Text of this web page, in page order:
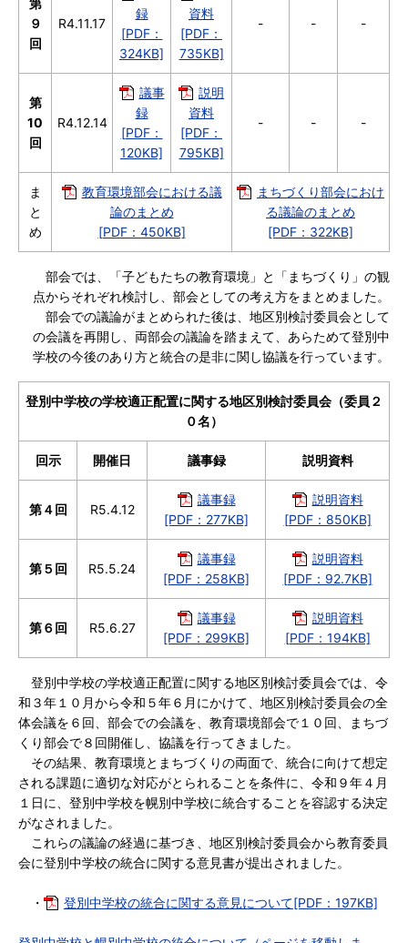
第
９
回
R4.11.17
録
[PDF：
324KB]
資料
[PDF：
735KB]
- - -
第
10
回
R4.12.14
議事
録
[PDF：
120KB]
説明
資料
[PDF：
795KB]
- - -
ま
と
め
教育環境部会における議
論のまとめ
[PDF：450KB]
まちづくり部会におけ
る議論のまとめ
[PDF：322KB]
部会では、「子どもたちの教育環境」と「まちづくり」の観
点からそれぞれ検討し、部会としての考え方をまとめました。
部会での議論がまとめられた後は、地区別検討委員会として
の会議を再開し、両部会の議論を踏まえて、あらためて登別中
学校の今後のあり方と統合の是非に関し協議を行っています。
登別中学校の学校適正配置に関する地区別検討委員会（委員２
０名）
回示 開催日 議事録 説明資料
第４回 R5.4.12
議事録
[PDF：277KB]
説明資料
[PDF：850KB]
第５回 R5.5.24
議事録
[PDF：258KB]
説明資料
[PDF：92.7KB]
第６回 R5.6.27
議事録
[PDF：299KB]
説明資料
[PDF：194KB]
登別中学校の学校適正配置に関する地区別検討委員会では、令
和３年１０月から令和５年６月にかけて、地区別検討委員会の全
体会議を６回、部会での会議を、教育環境部会で１０回、まちづ
くり部会で８回開催し、協議を行ってきました。
その結果、教育環境とまちづくりの両面で、統合に向けて想定
される課題に適切な対応がとられることを条件に、令和９年４月
１日に、登別中学校を幌別中学校に統合することを容認する決定
がなされました。
これらの議論の経過に基づき、地区別検討委員会から教育委員
会に登別中学校の統合に関する意見書が提出されました。
・ 登別中学校の統合に関する意見について[PDF：197KB]